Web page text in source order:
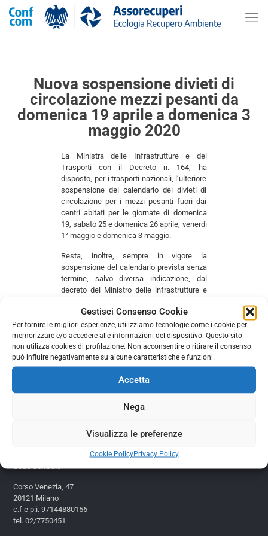
Gestisci Consenso Cookie
Per fornire le migliori esperienze, utilizziamo tecnologie come i cookie per
memorizzare e/o accedere alle informazioni del dispositivo. Questo sito
non utilizza cookies di profilazione. Non acconsentire o ritirare il consenso
può influire negativamente su alcune caratteristiche e funzioni.
Accetta
Nega
Visualizza le preferenze
Cookie PolicyPrivacy Policy
Nuova sospensione divieti di
circolazione mezzi pesanti da
domenica 19 aprile a domenica 3
maggio 2020
La Ministra delle Infrastrutture e dei
Trasporti con il Decreto n. 164, ha
disposto, per i trasporti nazionali, l’ulteriore
sospensione del calendario dei divieti di
circolazione per i mezzi pesanti fuori dai
centri abitati per le giornate di domenica
19, sabato 25 e domenica 26 aprile, venerdì
1° maggio e domenica 3 maggio.
Resta, inoltre, sempre in vigore la
sospensione del calendario prevista senza
termine, salvo diversa indicazione, dal
decreto del Ministro delle infrastrutture e
veicoli sopra richiamati che effettuano
servizi di trasporto internazionale di merci.
Comments are closed.
Sede Centrale
Corso Venezia, 47
20121 Milano
c.f e p.i. 97144880156
tel. 02/7750451